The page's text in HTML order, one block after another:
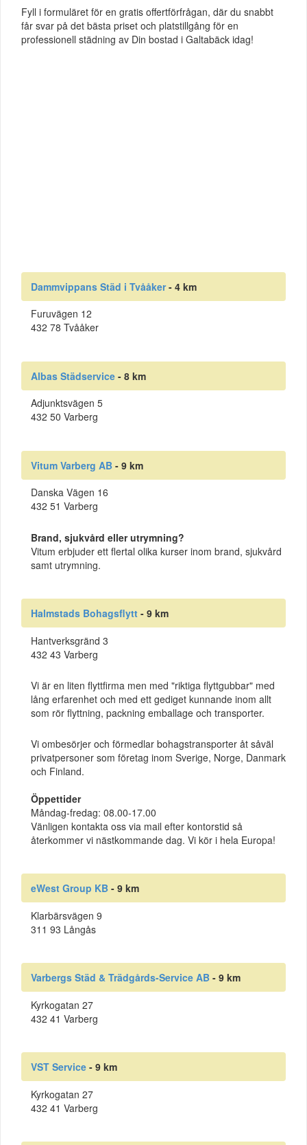
Fyll i formuläret för en gratis offertförfrågan, där du snabbt
får svar på det bästa priset och platstillgång för en
professionell städning av Din bostad i Galtabäck idag!
Dammvippans Städ i Tvååker- 4 km
Furuvägen 12
432 78 Tvååker
Albas Städservice - 8 km
Adjunktsvägen 5
432 50 Varberg
Vitum Varberg AB - 9 km
Danska Vägen 16
432 51 Varberg
Brand, sjukvård eller utrymning?
Vitum erbjuder ett flertal olika kurser inom brand, sjukvård
samt utrymning.
Halmstads Bohagsflytt - 9 km
Hantverksgränd 3
432 43 Varberg
Vi är en liten flyttfirma men med "riktiga flyttgubbar" med
lång erfarenhet och med ett gediget kunnande inom allt
som rör flyttning, packning emballage och transporter.
Vi ombesörjer och förmedlar bohagstransporter åt såväl
privatpersoner som företag inom Sverige, Norge, Danmark
och Finland.
Öppettider
Måndag-fredag: 08.00-17.00
Vänligen kontakta oss via mail efter kontorstid så
återkommer vi nästkommande dag. Vi kör i hela Europa!
eWest Group KB - 9 km
Klarbärsvägen 9
311 93 Långås
Varbergs Städ & Trädgårds-Service AB - 9 km
Kyrkogatan 27
432 41 Varberg
VST Service - 9 km
Kyrkogatan 27
432 41 Varberg